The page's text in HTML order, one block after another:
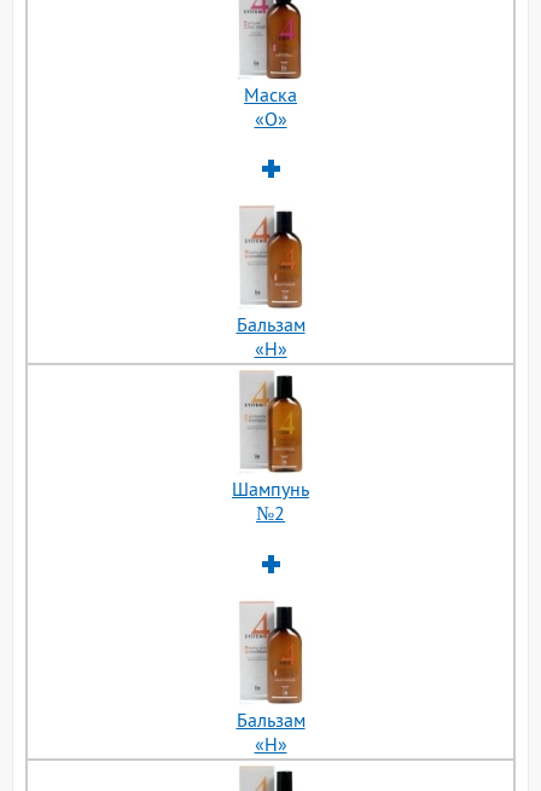
Маска
«О»
Бальзам
«H»
Шампунь
№2
Бальзам
«H»